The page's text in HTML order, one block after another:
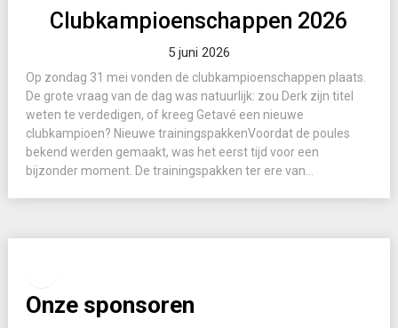
Clubkampioenschappen 2026
5 juni 2026
Op zondag 31 mei vonden de clubkampioenschappen plaats.
De grote vraag van de dag was natuurlijk: zou Derk zijn titel
weten te verdedigen, of kreeg Getavé een nieuwe
clubkampioen? Nieuwe trainingspakkenVoordat de poules
bekend werden gemaakt, was het eerst tijd voor een
bijzonder moment. De trainingspakken ter ere van...
Onze sponsoren